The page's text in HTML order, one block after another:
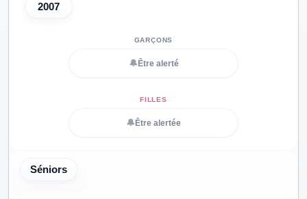
2007
🔔 Être alerté
🔔 Être alertée
Séniors